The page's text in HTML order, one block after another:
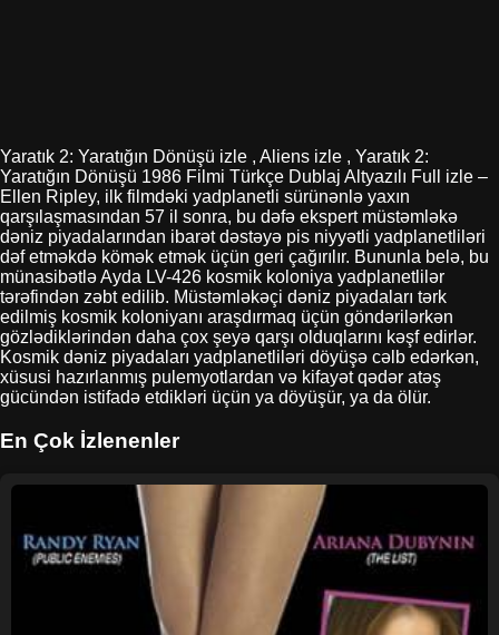
Yaratık 2: Yaratığın Dönüşü izle , Aliens izle , Yaratık 2:
Yaratığın Dönüşü 1986 Filmi Türkçe Dublaj Altyazılı Full izle –
Ellen Ripley, ilk filmdəki yadplanetli sürünənlə yaxın
qarşılaşmasından 57 il sonra, bu dəfə ekspert müstəmləkə
dəniz piyadalarından ibarət dəstəyə pis niyyətli yadplanetliləri
dəf etməkdə kömək etmək üçün geri çağırılır. Bununla belə, bu
münasibətlə Ayda LV-426 kosmik koloniya yadplanetlilər
tərəfindən zəbt edilib. Müstəmləkəçi dəniz piyadaları tərk
edilmiş kosmik koloniyanı araşdırmaq üçün göndərilərkən
gözlədiklərindən daha çox şeyə qarşı olduqlarını kəşf edirlər.
Kosmik dəniz piyadaları yadplanetliləri döyüşə cəlb edərkən,
xüsusi hazırlanmış pulemyotlardan və kifayət qədər atəş
gücündən istifadə etdikləri üçün ya döyüşür, ya da ölür.
En Çok İzlenenler